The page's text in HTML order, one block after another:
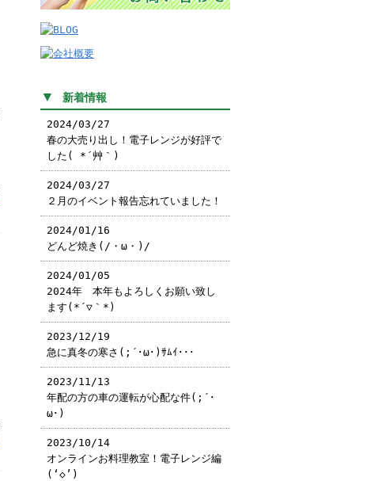
▼ 新着情報
2024/03/27
春の大売り出し！電子レンジが好評で
した( *´艸｀)
2024/03/27
２月のイベント報告忘れていました！
2024/01/16
どんど焼き(/・ω・)/
2024/01/05
2024年 本年もよろしくお願い致し
ます(*´▽｀*)
2023/12/19
急に真冬の寒さ(;´･ω･)ｻﾑｲ･･･
2023/11/13
年配の方の車の運転が心配な件(;´･
ω･)
2023/10/14
オンラインお料理教室！電子レンジ編
(‘◇’)ゞ